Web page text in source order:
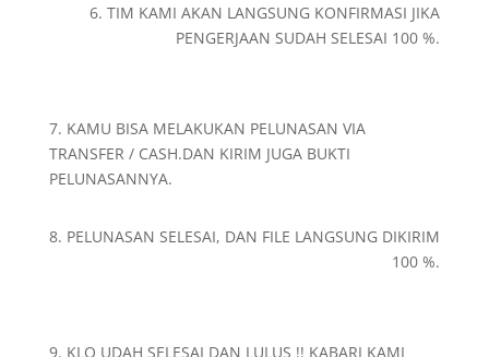
6. TIM KAMI AKAN LANGSUNG KONFIRMASI JIKA
PENGERJAAN SUDAH SELESAI 100 %.
7. KAMU BISA MELAKUKAN PELUNASAN VIA
TRANSFER / CASH.DAN KIRIM JUGA BUKTI
PELUNASANNYA.
8. PELUNASAN SELESAI, DAN FILE LANGSUNG DIKIRIM
100 %.
9. KLO UDAH SELESAI DAN LULUS !! KABARI KAMI